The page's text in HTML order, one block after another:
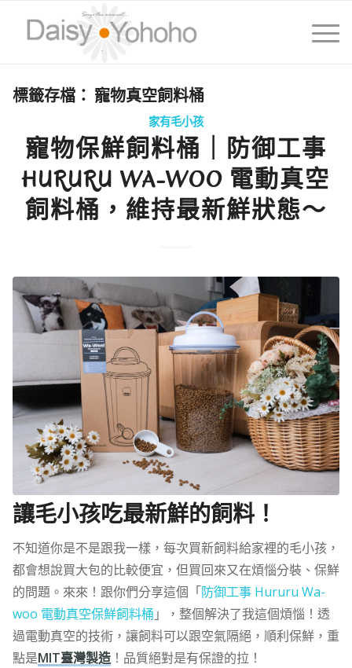
標籤存檔： 寵物真空飼料桶
家有毛小孩
寵物保鮮飼料桶｜防御工事
HURURU WA-WOO 電動真空
飼料桶，維持最新鮮狀態～
讓毛小孩吃最新鮮的飼料！
不知道你是不是跟我一樣，每次買新飼料給家裡的毛小孩，
都會想說買大包的比較便宜，但買回來又在煩惱分裝、保鮮
的問題。來來！跟你們分享這個「防御工事 Hururu Wa-
woo 電動真空保鮮飼料桶 」，整個解決了我這個煩惱！透
過電動真空的技術，讓飼料可以跟空氣隔絕，順利保鮮，重
點是MIT臺灣製造！品質絕對是有保證的拉！